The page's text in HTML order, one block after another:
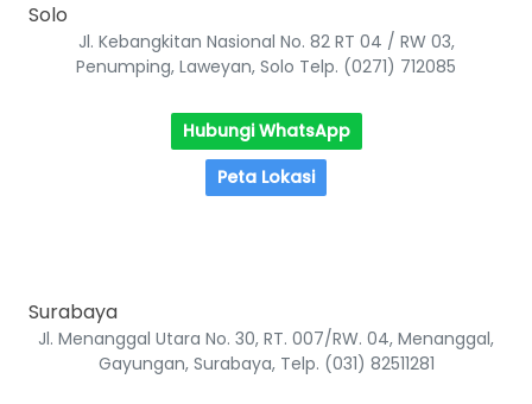
Solo
Jl. Kebangkitan Nasional No. 82 RT 04 / RW 03,
Penumping, Laweyan, Solo Telp. (0271) 712085
Hubungi WhatsApp
Peta Lokasi
Surabaya
Jl. Menanggal Utara No. 30, RT. 007/RW. 04, Menanggal,
Gayungan, Surabaya, Telp. (031) 82511281